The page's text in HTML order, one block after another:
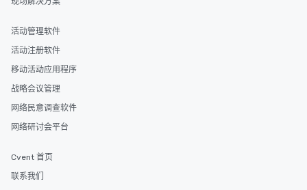
活动管理软件
活动注册软件
移动活动应用程序
战略会议管理
网络民意调查软件
网络研讨会平台
Cvent 首页
联系我们